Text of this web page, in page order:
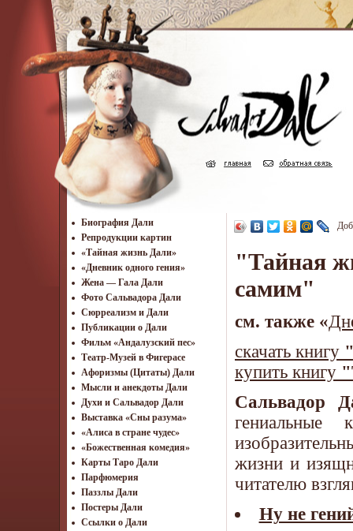
Биография Дали
Репродукции картин
«Тайная жизнь Дали»
«Дневник одного гения»
Жена — Гала Дали
Фото Сальвадора Дали
Cюрреализм и Дали
Публикации о Дали
Фильм «Андалузский пес»
Театр-Музей в Фигерасе
Афоризмы (Цитаты) Дали
Мысли и анекдоты Дали
Духи и Сальвадор Дали
Выставка «Сны разума»
«Алиса в стране чудес»
«Божественная комедия»
Карты Таро Дали
Парфюмерия
Паззлы Дали
Постеры Дали
Ссылки о Дали
"Тайная
самим"
см. также «
скачать книгу
купить книгу
Сальвадор
гениальные
жизни и
читателю
Ну не